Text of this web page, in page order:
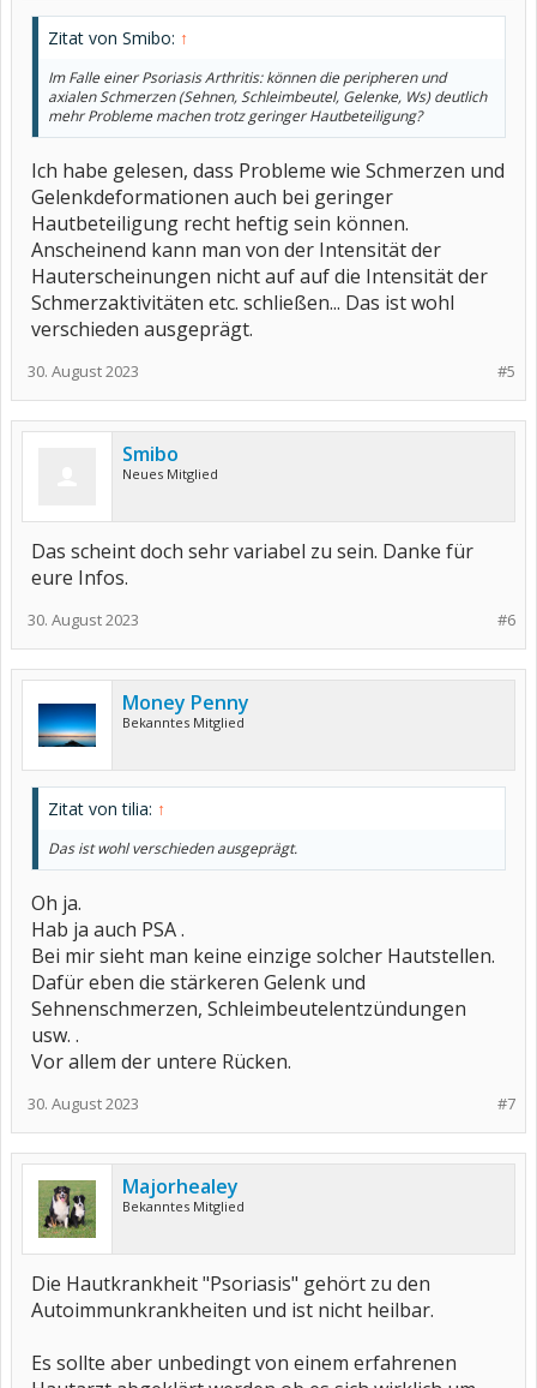
Zitat von Smibo: ↑
Im Falle einer Psoriasis Arthritis: können die peripheren und
axialen Schmerzen (Sehnen, Schleimbeutel, Gelenke, Ws) deutlich
mehr Probleme machen trotz geringer Hautbeteiligung?
Ich habe gelesen, dass Probleme wie Schmerzen und
Gelenkdeformationen auch bei geringer
Hautbeteiligung recht heftig sein können.
Anscheinend kann man von der Intensität der
Hauterscheinungen nicht auf auf die Intensität der
Schmerzaktivitäten etc. schließen... Das ist wohl
verschieden ausgeprägt.
#5
30. August 2023
Smibo
Neues Mitglied
Das scheint doch sehr variabel zu sein. Danke für
eure Infos.
#6
30. August 2023
Money Penny
Bekanntes Mitglied
Zitat von tilia: ↑
Das ist wohl verschieden ausgeprägt.
Oh ja.
Hab ja auch PSA .
Bei mir sieht man keine einzige solcher Hautstellen.
Dafür eben die stärkeren Gelenk und
Sehnenschmerzen, Schleimbeutelentzündungen
usw. .
Vor allem der untere Rücken.
#7
30. August 2023
Majorhealey
Bekanntes Mitglied
Die Hautkrankheit "Psoriasis" gehört zu den
Autoimmunkrankheiten und ist nicht heilbar.
Es sollte aber unbedingt von einem erfahrenen